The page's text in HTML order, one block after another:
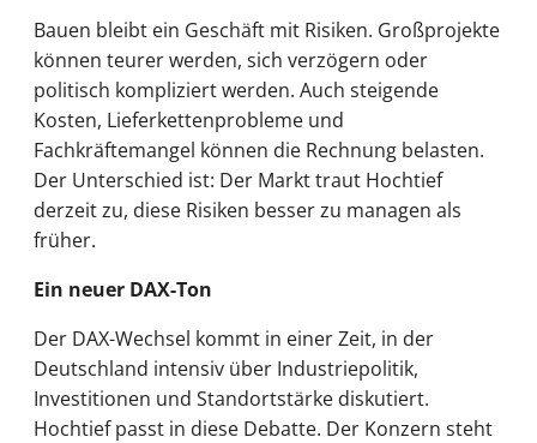
Bauen bleibt ein Geschäft mit Risiken. Großprojekte
können teurer werden, sich verzögern oder
politisch kompliziert werden. Auch steigende
Kosten, Lieferkettenprobleme und
Fachkräftemangel können die Rechnung belasten.
Der Unterschied ist: Der Markt traut Hochtief
derzeit zu, diese Risiken besser zu managen als
früher.
Ein neuer DAX-Ton
Der DAX-Wechsel kommt in einer Zeit, in der
Deutschland intensiv über Industriepolitik,
Investitionen und Standortstärke diskutiert.
Hochtief passt in diese Debatte. Der Konzern steht